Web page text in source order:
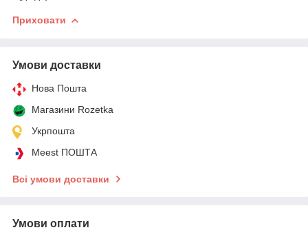
Приховати
Умови доставки
Нова Пошта
Магазини Rozetka
Укрпошта
Meest ПОШТА
Всі умови доставки
Умови оплати